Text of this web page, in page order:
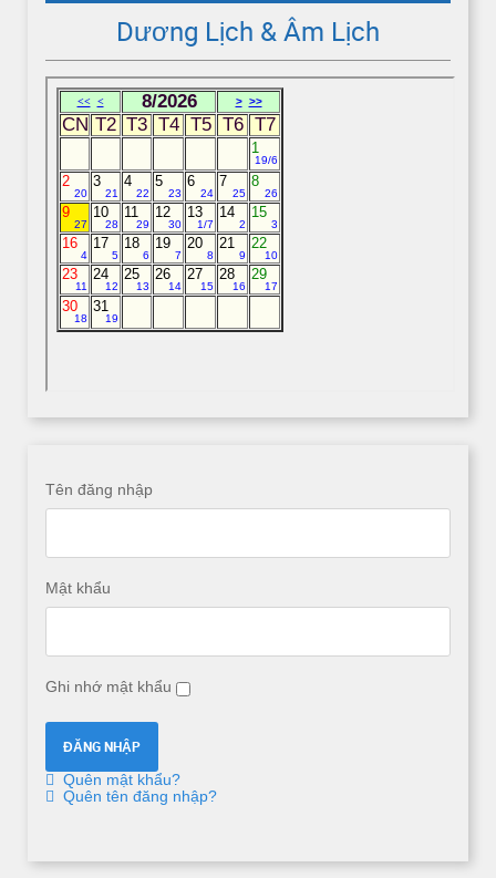
Dương Lịch & Âm Lịch
Tên đăng nhập
Mật khẩu
Ghi nhớ mật khẩu
Quên mật khẩu?
Quên tên đăng nhập?